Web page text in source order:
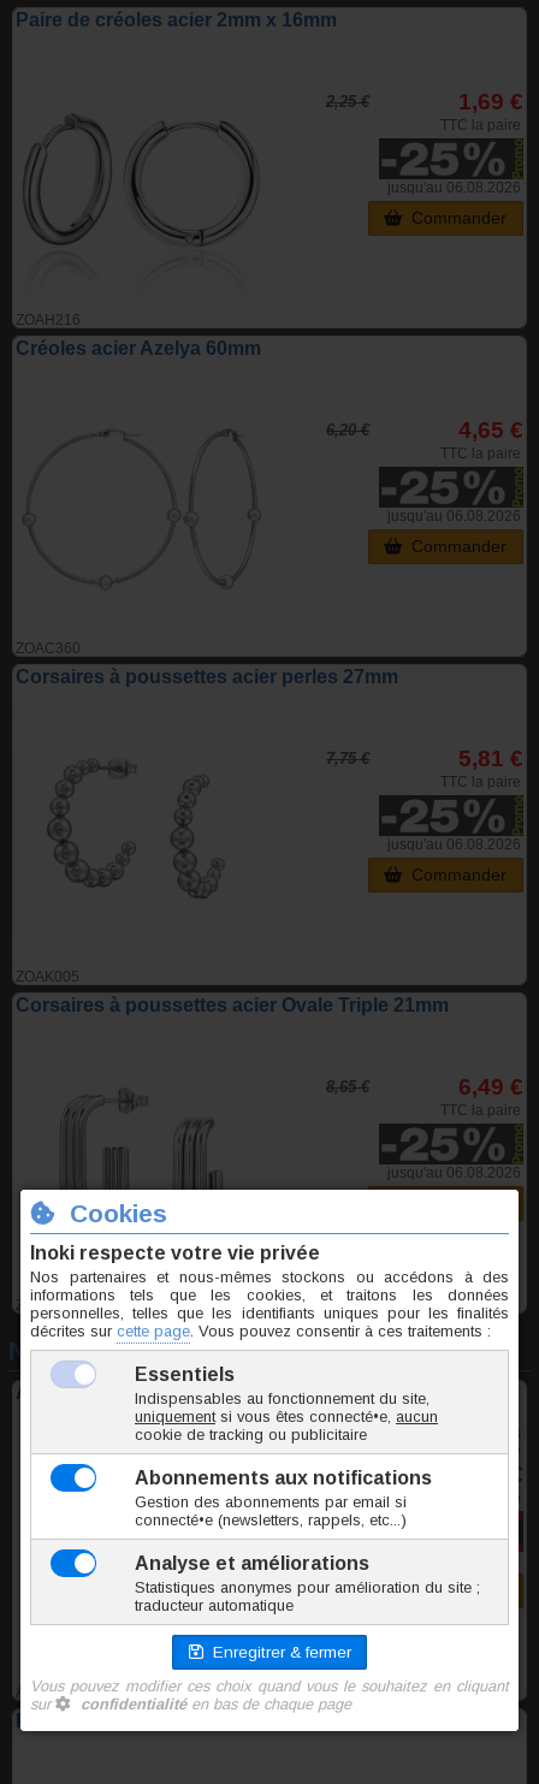
Paire de créoles acier 2mm x 16mm
ZOAH216
2,25 € 1,69 €
TTC la paire
jusqu'au 06.08.2026
Commander
Créoles acier Azelya 60mm
ZOAC360
6,20 € 4,65 €
TTC la paire
jusqu'au 06.08.2026
Commander
Corsaires à poussettes acier perles 27mm
ZOAK005
7,75 € 5,81 €
TTC la paire
jusqu'au 06.08.2026
Commander
Corsaires à poussettes acier Ovale Triple 21mm
ZOAK007
8,65 € 6,49 €
TTC la paire
jusqu'au 06.08.2026
Nouveautés
Anneau acier noir avec boule pierre Œil de Tigre doré
ABSN033
à partir de
3,90 €
TTC l'unite
Commander